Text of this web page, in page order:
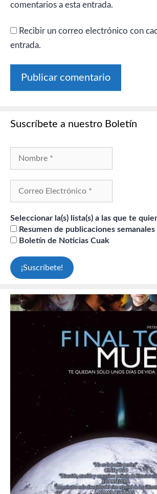
comentarios a esta entrada.
Recibir un correo electrónico con
entrada.
Suscríbete a nuestro Boletín
Seleccionar la(s) lista(s) a las que te
Resumen de publicaciones
Boletín de Noticias Cuak